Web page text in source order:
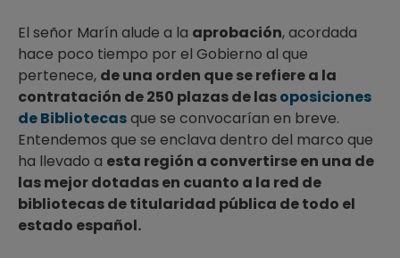
El señor Marín alude a la aprobación, acordada
hace poco tiempo por el Gobierno al que
pertenece, de una orden que se refiere a la
contratación de 250 plazas de lasoposiciones
de Bibliotecasque se convocarían en breve.
Entendemos que se enclava dentro del marco que
ha llevado a esta región a convertirse en una de
las mejor dotadas en cuanto a la red de
bibliotecas de titularidad pública de todo el
estado español.